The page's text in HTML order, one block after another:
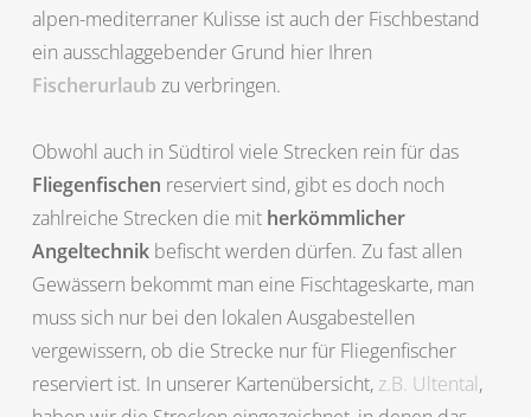
alpen-mediterraner Kulisse ist auch der Fischbestand
ein ausschlaggebender Grund hier Ihren
Fischerurlaub zu verbringen.
Obwohl auch in Südtirol viele Strecken rein für das
Fliegenfischen reserviert sind, gibt es doch noch
zahlreiche Strecken die mit herkömmlicher
Angeltechnikbefischt werden dürfen. Zu fast allen
Gewässern bekommt man eine Fischtageskarte, man
muss sich nur bei den lokalen Ausgabestellen
vergewissern, ob die Strecke nur für Fliegenfischer
reserviert ist. In unserer Kartenübersicht, z.B. Ultental,